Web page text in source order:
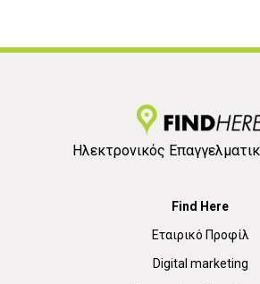
Ηλεκτρονικός
Find Here
Εταιρικό Προφίλ
Digital marketing